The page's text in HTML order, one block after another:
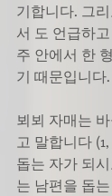
기합니다. 그
서 도 언급하
주 안에서 한
기 때문입니다.
뵈뵈 자매는
고 말합니다
돕는 자가 되
는 남편을 돕